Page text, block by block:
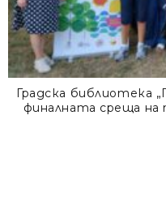
Градска библиотека
финалната среща на